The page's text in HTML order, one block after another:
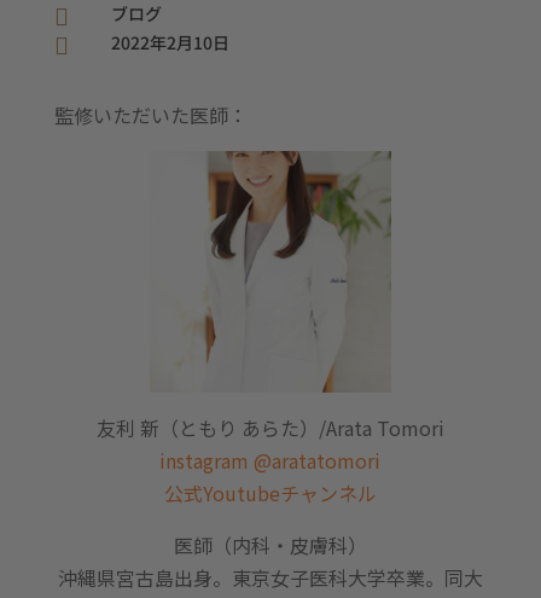
 ブログ
 2022年2月10日
監修いただいた医師：
友利 新（ともり あらた）/Arata Tomori
instagram @aratatomori
公式Youtubeチャンネル
医師（内科・皮膚科）
沖縄県宮古島出身。東京女子医科大学卒業。同大